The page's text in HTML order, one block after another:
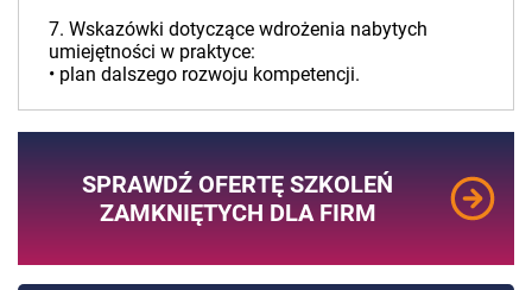
7. Wskazówki dotyczące wdrożenia nabytych
umiejętności w praktyce:
• plan dalszego rozwoju kompetencji.
SPRAWDŹ OFERTĘ SZKOLEŃ
ZAMKNIĘTYCH DLA FIRM